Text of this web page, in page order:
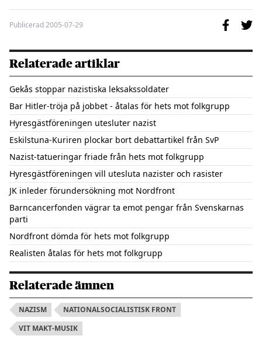
Publicerad2005-07-29
Relaterade artiklar
Gekås stoppar nazistiska leksakssoldater
Bar Hitler-tröja på jobbet - åtalas för hets mot folkgrupp
Hyresgästföreningen utesluter nazist
Eskilstuna-Kuriren plockar bort debattartikel från SvP
Nazist-tatueringar friade från hets mot folkgrupp
Hyresgästföreningen vill utesluta nazister och rasister
JK inleder förundersökning mot Nordfront
Barncancerfonden vägrar ta emot pengar från Svenskarnas
parti
Nordfront dömda för hets mot folkgrupp
Realisten åtalas för hets mot folkgrupp
Relaterade ämnen
NAZISM
NATIONALSOCIALISTISK FRONT
VIT MAKT-MUSIK